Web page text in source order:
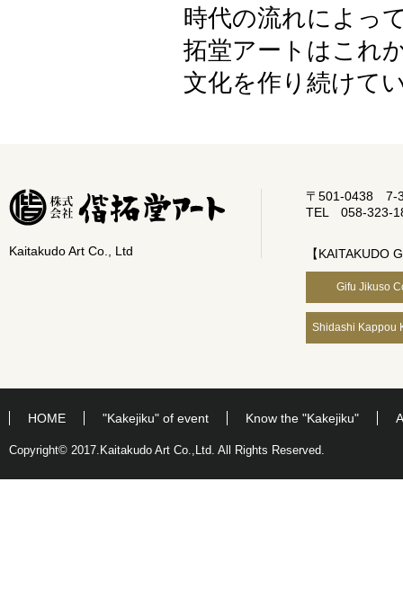
時代の流れによっ
拓堂アートはこれ
文化を作り続けて
Kaitakudo Art Co., Ltd
〒501-0438 7-
TEL 058-323-
【KAITAKUDO
Gifu Jikuso
Shidashi Kappou
HOME "Kakejiku" of event Know the "Kakejiku"
Copyright© 2017.Kaitakudo Art Co.,Ltd. All Rights Reserved.